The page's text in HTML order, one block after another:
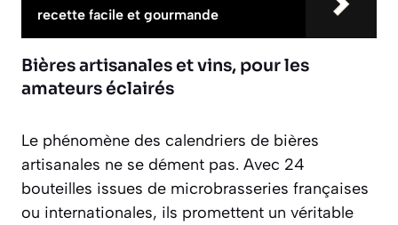
recette facile et gourmande
Bières artisanales et vins, pour les
amateurs éclairés
Le phénomène des calendriers de bières
artisanales ne se dément pas. Avec 24
bouteilles issues de microbrasseries françaises
ou internationales, ils promettent un véritable